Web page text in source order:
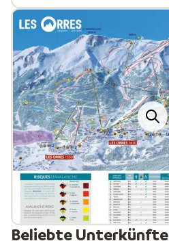
Beliebte Unterkünfte